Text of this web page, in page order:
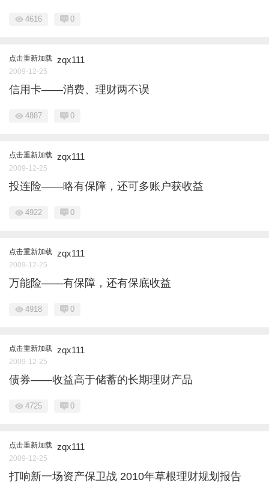
4616 0
点击重新加载 zqx111
2009-12-25
信用卡——消费、理财两不误
4887 0
点击重新加载 zqx111
2009-12-25
投连险——略有保障，还可多账户获收益
4922 0
点击重新加载 zqx111
2009-12-25
万能险——有保障，还有保底收益
4918 0
点击重新加载 zqx111
2009-12-25
债券——收益高于储蓄的长期理财产品
4725 0
点击重新加载 zqx111
2009-12-25
打响新一场资产保卫战 2010年草根理财规划报告